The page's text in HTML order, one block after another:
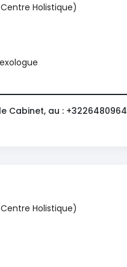
Holistique)
Cabinet, au : +3226480964
Holistique)